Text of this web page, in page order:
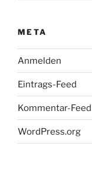
META
Anmelden
Eintrags-Feed
Kommentar-Feed
WordPress.org